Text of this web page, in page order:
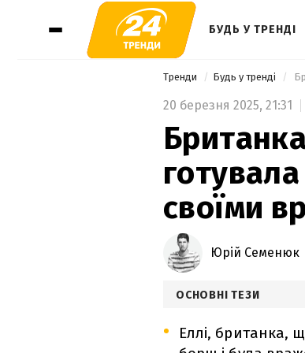
БУДЬ У ТРЕНДІ
Тренди Будь у тренді
20 березня 2025, 21:31
своїми
Юрій Семенюк
ОСНОВНІ ТЕЗИ
Еллі, британка,